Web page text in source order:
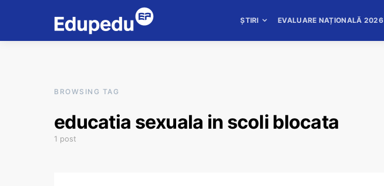
ȘTIRI EVALUARE NAȚIONALĂ 2026
BROWSING TAG
educatia sexuala in scoli blocata
1 post